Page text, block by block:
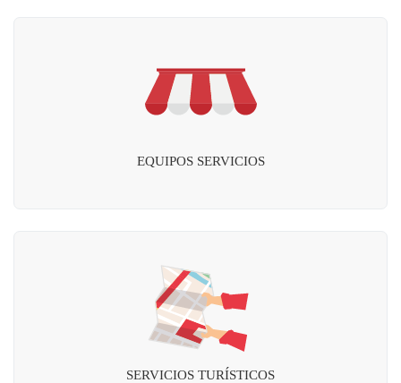
EQUIPOS SERVICIOS
SERVICIOS TURÍSTICOS